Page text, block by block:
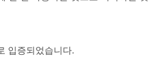
입증되었습니다.